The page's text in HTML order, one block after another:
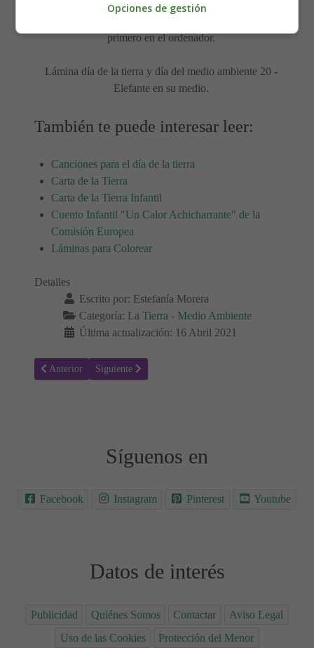
primero en el ordenador.
Lámina día de la tierra y día del medio ambiente 20 -
Elefante en su medio.
También te puede interesar leer:
Canciones para el día de la tierra
Carta de la Tierra
Carta de la Tierra Infantil
Cuento Infantil "Un Calor Achicharrante" de la
Comisión Europea
Láminas para Colorear
Detalles
Escrito por: Estefanía Morera
Categoría: La Tierra - Medio Ambiente
Última actualización: 16 Abril 2021
Artículo anterior: Colorear Medio Ambiente 21
Anterior Artículo siguiente: Colorear Medio Ambiente 19
Siguiente
Síguenos en
Facebook Instagram Pinterest Youtube
Datos de interés
Publicidad Quiénes Somos Contactar
Aviso Legal
Uso de las Cookies
Protección del Menor
Opciones de gestión